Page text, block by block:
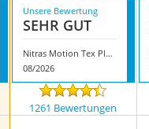
Unsere Bewertung
SEHR GUT
Nitras Motion Tex Plus Arbeitsweste
08/2026
1261 Bewertungen